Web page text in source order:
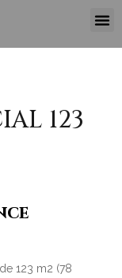
123
123 m2 (78